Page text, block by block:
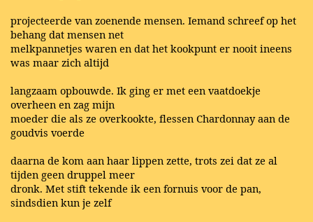
projecteerde van zoenende mensen. Iemand schreef op het
behang dat mensen net
melkpannetjes waren en dat het kookpunt er nooit ineens
was maar zich altijd
langzaam opbouwde. Ik ging er met een vaatdoekje
overheen en zag mijn
moeder die als ze overkookte, flessen Chardonnay aan de
goudvis voerde
daarna de kom aan haar lippen zette, trots zei dat ze al
tijden geen druppel meer
dronk. Met stift tekende ik een fornuis voor de pan,
sindsdien kun je zelf